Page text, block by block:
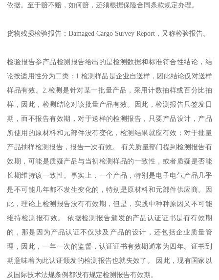
依据。至于赔不赔，如何赔，还须根据保险合同条款规定办理。
货物残损检验报告：Damaged Cargo Survey Report，又称检验报告。
检验报告参产品检测报告给出的是检测数据和标准符合性结论，结
论按适用性分为二类：1.检测样品是企业自送样，因此结论仅对送样
样品有效。2.检测是针对某一批量产品，采用计数抽样或百分比抽
样，因此，检测结论对该批量产品有效。因此，检测报告只签发日
期，而不报告有效期，对于送样的检测报告，只要产品设计，产品
所使用的原材料和元部件没有变化，检测结果就应有效；对于批量
产品抽样检测报告，报告一次有效。 有关质量部门提到检测报告有
效期，可能是质疑产品与当初检测样品的一致性，或者质疑是否能
长期维持该一致性。事实上，一个产品，特别是电子电气产品几乎
是不可能几年都不发生变化的，特别是原材料和元部件供应商。因
此，理论上检测报告没有有效期，但是，实践中种种原因又不可能
维持检测报有效。 依据检测报告颁发的产品认证证书是有有效期
的，那是因为产品认证不仅涉及产品的设计，还包括企业质量管
理，因此，一年一次的监督，认证证书有效期通常为四年。证书到
期意味着为此认证颁发的检测报告也就失效了。 因此，现有国家以
及国际技术法规条例都没有规定检测报告有效期。